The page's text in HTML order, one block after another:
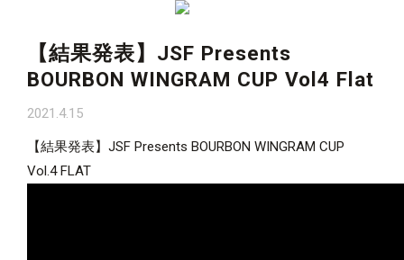
【結果発表】JSF Presents
BOURBON WINGRAM CUP Vol4 Flat
2021.4.15
【結果発表】JSF Presents BOURBON WINGRAM CUP
Vol.4 FLAT